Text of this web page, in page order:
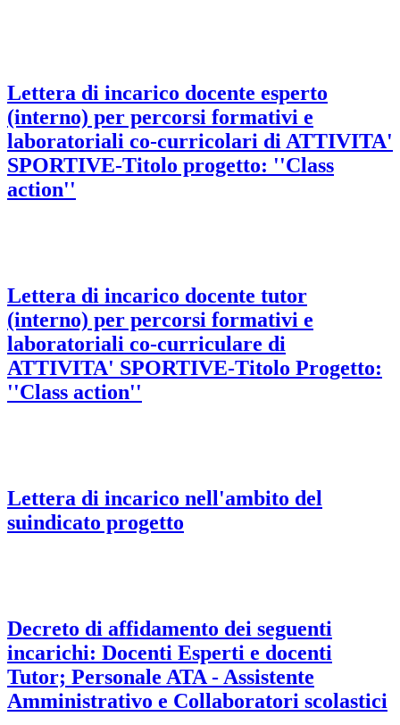
Lettera di incarico docente esperto
(interno) per percorsi formativi e
laboratoriali co-curricolari di ATTIVITA'
SPORTIVE-Titolo progetto: ''Class
action''
Lettera di incarico docente tutor
(interno) per percorsi formativi e
laboratoriali co-curriculare di
ATTIVITA' SPORTIVE-Titolo Progetto:
''Class action''
Lettera di incarico nell'ambito del
suindicato progetto
Decreto di affidamento dei seguenti
incarichi: Docenti Esperti e docenti
Tutor; Personale ATA - Assistente
Amministrativo e Collaboratori scolastici